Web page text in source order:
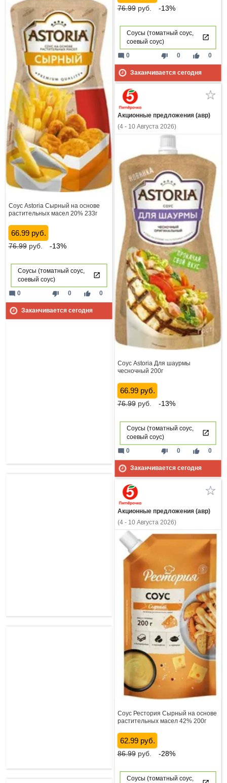
76.99руб. -13%
Соусы (томатный соус,
соевый соус)
thumb_down 0 thumb_up 0
mode_comment 0
Заканчивается сегодня
Соус Astoria Сырный на основе
растительных масел 20% 233г
66.99 руб.
76.99руб. -13%
Соусы (томатный соус,
соевый соус)
thumb_down 0 thumb_up 0
mode_comment 0
Заканчивается сегодня
Акционные предложения (авр)
(4 - 10 Августа 2026)
Соус Astoria Для шаурмы
чесночный 200г
66.99 руб.
76.99руб. -13%
Соусы (томатный соус,
соевый соус)
thumb_down 0 thumb_up 0
mode_comment 0
Заканчивается сегодня
Акционные предложения (авр)
(4 - 10 Августа 2026)
Соус Рестория Сырный на основе
растительных масел 42% 200г
62.99 руб.
86.99руб. -28%
Соусы (томатный соус,